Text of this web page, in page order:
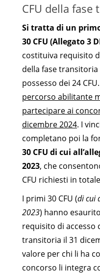
CFU della fase
Si tratta di un
30 CFU (Allegato 3
costituiva requisito
della fase
possesso dei 24
percorso abilitante
partecipare ai
dicembre 2024. I
completano poi la
30 CFU di cui
2023, che
CFU richiesti in
I primi 30 CFU (di cui
2023) hanno
requisito di accesso
transitoria il 31
valore per chi li ha
concorso li integra